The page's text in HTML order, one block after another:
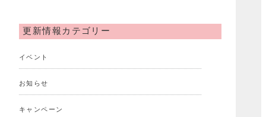
更新情報カテゴリー
イベント
お知らせ
キャンペーン